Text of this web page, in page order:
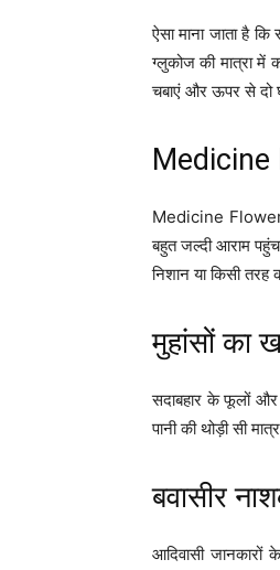
ऐसा माना जाता है
ग्लुकोज की मात्रा में
चबाएं और ऊपर से दो
Medicine
Medicine Flowers
बहुत जल्दी आराम
निशान या किसी तरह
मुहांसों का
सदाबहार के फूलों और
पानी की थोड़ी सी
बवासीर
आदिवासी